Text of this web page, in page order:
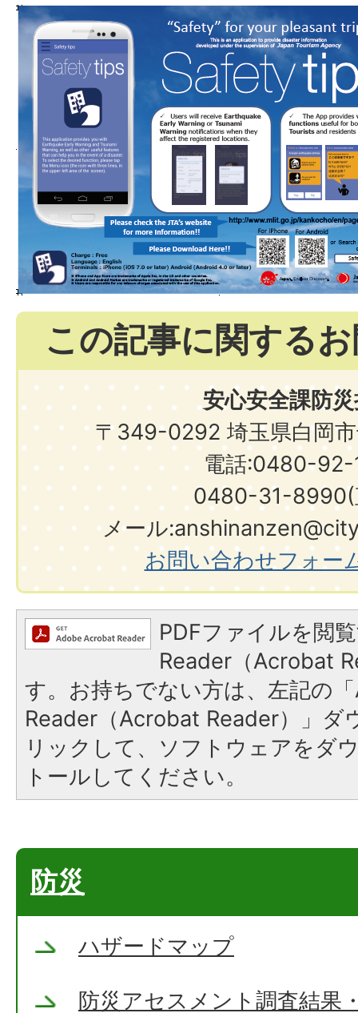
この記事に関する
安心安全課防
〒349-0292 埼玉県白岡
電話:0480-92-
0480-31-8990(
メール
お問い合わせフォー
PDFファイルを閲
Reader（Acrobat
す。お持ちでない方は、左記の
Reader（Acrobat Reader）」ダ
リックして、ソフトウェアをダ
トールしてください。
防災
ハザードマップ
防災アセスメント調査結果